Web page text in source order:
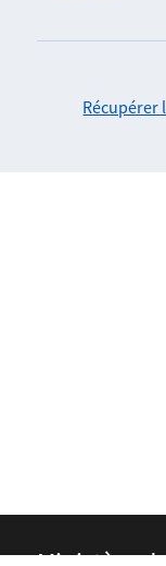
Récupérer